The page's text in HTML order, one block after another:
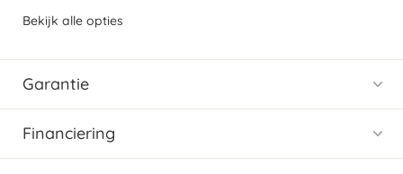
Bekijk alle opties
Garantie
Financiering